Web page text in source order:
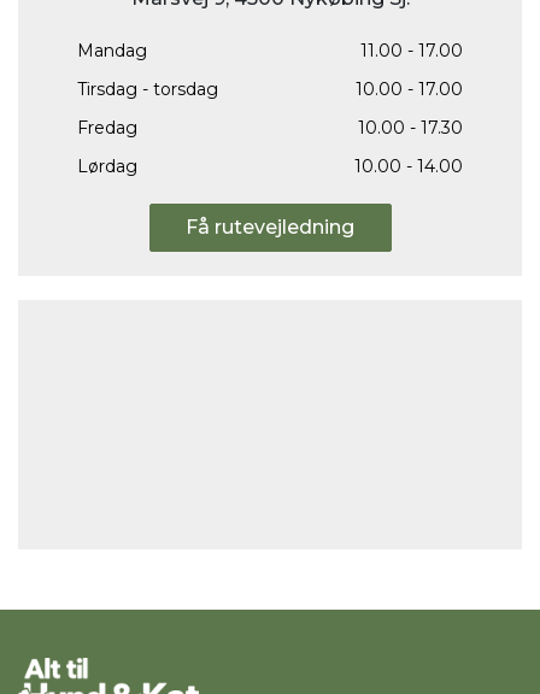
Mandag
11.00 - 17.00
Tirsdag - torsdag
10.00 - 17.00
Fredag
10.00 - 17.30
Lørdag
10.00 - 14.00
Få rutevejledning